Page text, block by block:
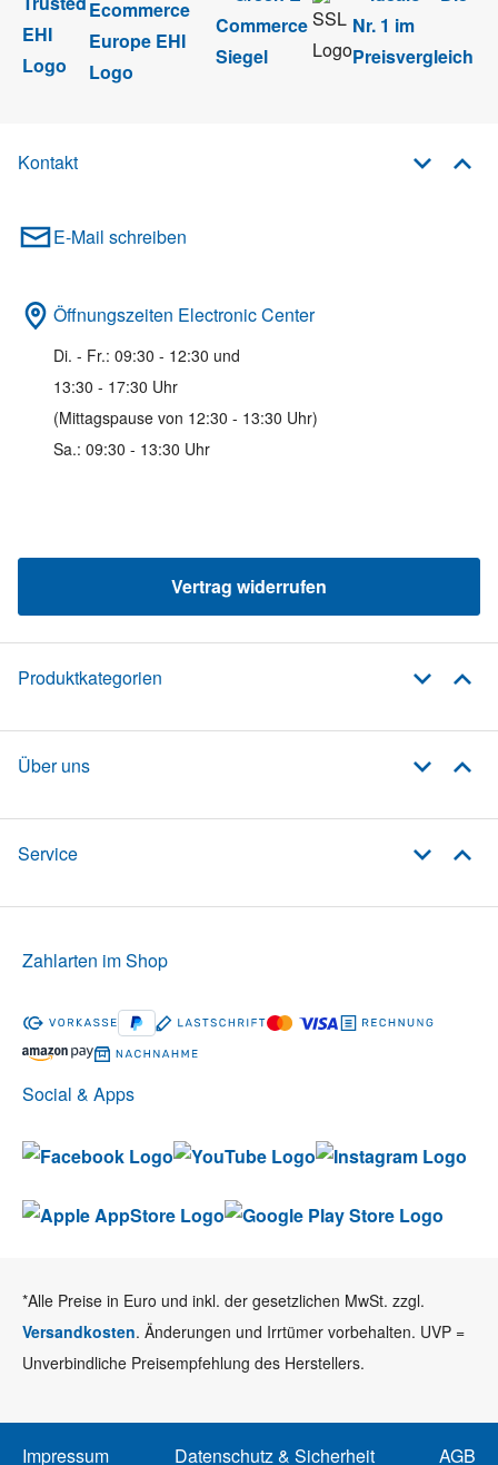
Kontakt
E-Mail schreiben
Öffnungszeiten Electronic Center
Di. - Fr.: 09:30 - 12:30 und
13:30 - 17:30 Uhr
(Mittagspause von 12:30 - 13:30 Uhr)
Sa.: 09:30 - 13:30 Uhr
Vertrag widerrufen
Produktkategorien
Über uns
Service
Social & Apps
Zahlarten im Shop
*Alle Preise in Euro und inkl. der gesetzlichen MwSt. zzgl.
Versandkosten. Änderungen und Irrtümer vorbehalten. UVP =
Unverbindliche Preisempfehlung des Herstellers.
Impressum Datenschutz & Sicherheit AGB